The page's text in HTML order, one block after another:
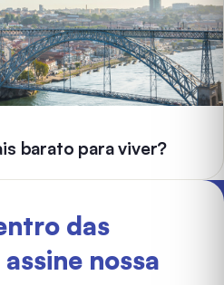
barato para viver?
das
nossa